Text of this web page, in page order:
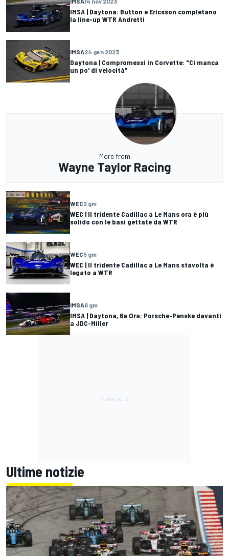
IMSA | Daytona: Button e Ericsson completano
la line-up WTR Andretti
IMSA24 gen 2023
Daytona | Compromessi in Corvette: "Ci manca
un po' di velocità"
More from
Wayne Taylor Racing
WEC2 gm
WEC | Il tridente Cadillac a Le Mans ora è più
solido con le basi gettate da WTR
WEC5 gm
WEC | Il tridente Cadillac a Le Mans stavolta è
legato a WTR
IMSA6 gm
IMSA | Daytona, 6a Ora: Porsche-Penske davanti
a JDC-Miller
Ultime notizie